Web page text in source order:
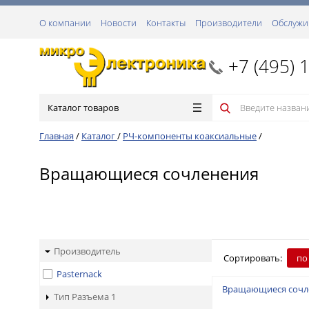
О компании Новости Контакты Производители
+7 (495)
Каталог товаров
Главная / Каталог/ РЧ-компоненты коаксиальные/
Вращающиеся сочленения
Производитель
Pasternack
Тип Разъема 1
Сортировать:
Вращающиеся